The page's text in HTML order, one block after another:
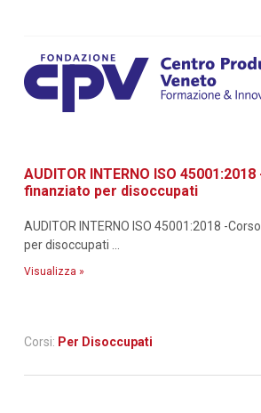
formazione
AUDITOR INTERNO ISO
finanziato per disoccupati
AUDITOR INTERNO ISO 45001:2018 -
per disoccupati ...
Visualizza »
Corsi: Per Disoccupati